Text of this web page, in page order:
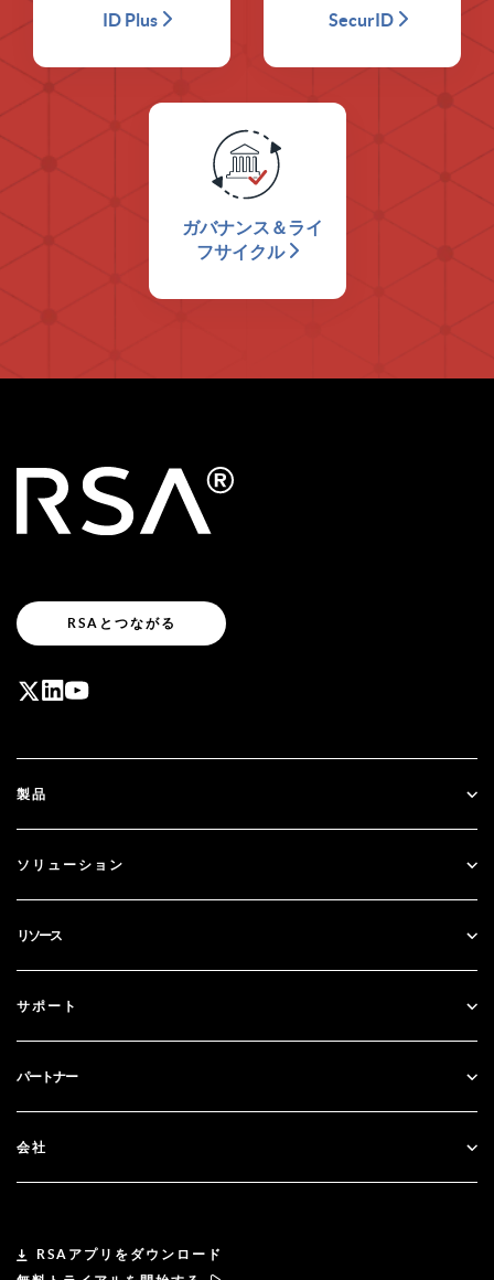
ID Plus SecurID
ガバナンス＆ライ
フサイクル
RSAとつながる
製品
SecurID
ソリューション
多要素認証
金融サービス
リソース
ブログ
ドキュメンテーション
サポート
カスタマー・サポート
パートナー
パートナーになる
会社
リーダーシップ
RSAアプリをダウンロード